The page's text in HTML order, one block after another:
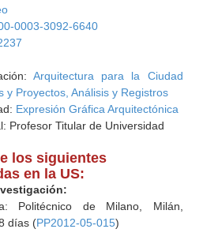
0003-3092-6640
Arquitectura para la Ciudad
y Proyectos, Análisis y Registros
Expresión Gráfica Arquitectónica
Profesor Titular de Universidad
los siguientes
en la US:
Politécnico de Milano, Milán,
días (PP2012-05-015)